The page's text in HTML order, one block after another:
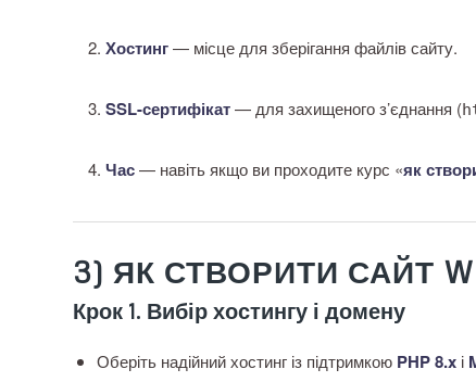
Хостинг— місце для зберігання файлів сайту.
SSL-сертифікат— для захищеного з’єднання (
Час— навіть якщо ви проходите курс «як
3) ЯК СТВОРИТИ САЙТ
Крок 1. Вибір хостингу і домену
Оберіть надійний хостинг із підтримкою PHP 8.x і